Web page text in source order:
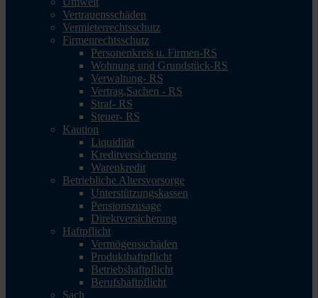
Vertrauensschäden
Vermieterrechtsschutz
Firmenrechtsschutz
Personenkreis u. Firmen-RS
Wohnung und Grundstück-RS
Verwaltung- RS
Vertrag,Sachen - RS
Straf- RS
Steuer- RS
Kaution
Liquidität
Kreditversicherung
Warenkredit
Betriebliche Altersvorsorge
Unterstützungskassen
Pensionszusage
Direktversicherung
Haftpflicht
Vermögensschäden
Produkthaftpflicht
Betriebshaftpflicht
Berufshaftpflicht
Sach